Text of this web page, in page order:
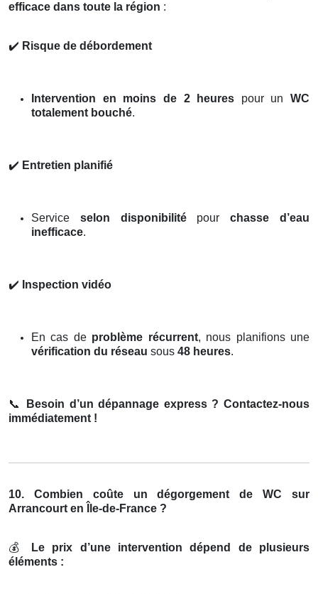
efficace dans toute la région :
✔️ Risque de débordement
Intervention en moins de 2 heures pour un WC
totalement bouché.
✔️ Entretien planifié
Service selon disponibilitépourchasse d’eau
inefficace.
✔️ Inspection vidéo
En cas de problème récurrent, nous planifions une
vérification du réseau sous 48 heures.
📞
Besoin d’un dépannage express ? Contactez-nous
immédiatement !
10. Combien coûte un dégorgement de WC sur
Arrancourt en Île-de-France ?
💰
Le prix d’une intervention dépend de plusieurs
éléments :